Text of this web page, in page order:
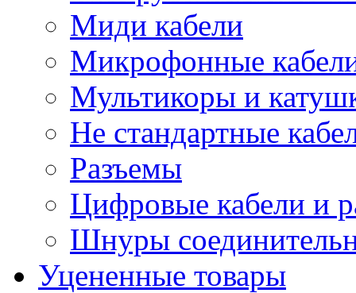
Миди кабели
Микрофонные
Мультикоры и
Не стандартные
Разъемы
Цифровые кабели и
Шнуры
Уцененные товары